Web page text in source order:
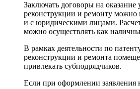
Заключать договоры на оказание
реконструкции и ремонту можно
и с юридическими лицами.
можно осуществлять как
В рамках деятельности по
реконструкции и ремонта
привлекать субподрядчиков.
Если при оформлении заявления